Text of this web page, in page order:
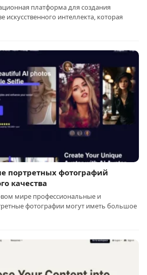
платформа для создания
искусственного интеллекта, которая
портретных фотографий
качества
мире профессиональные и
фотографии могут иметь большое